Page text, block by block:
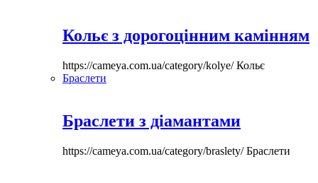
Кольє з дорогоцінним камінням
https://cameya.com.ua/category/kolye/Кольє
Браслети
Браслети з діамантами
https://cameya.com.ua/category/braslety/Браслети